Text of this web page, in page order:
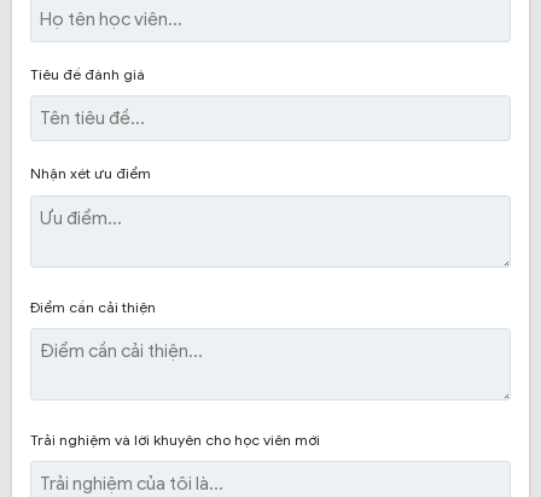
Đăng ký chỉ cần đóng 2 triệu vào lớp học ngay.
Học phí trọn gói 100% có ký biên bản cam kết không
Học phí học lái xe ô tô tại An Thành Phát giá rẻ với
nhiều ưu đãi hấp dẫn khi đăng ký theo nhóm
Tiêu đề đánh giá
Nhận xét ưu điểm
Điểm cần cải thiện
Trải nghiệm và lời khuyên cho học viên mới